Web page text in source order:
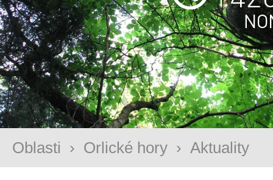
Oblasti › Orlické hory › Aktuality